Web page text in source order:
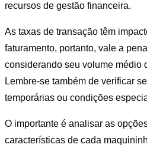
recursos de gestão financeira.
As taxas de transação têm
faturamento, portanto, vale a
considerando seu volume médio
Lembre-se também de verificar
temporárias ou condições
O importante é analisar as
características de cada